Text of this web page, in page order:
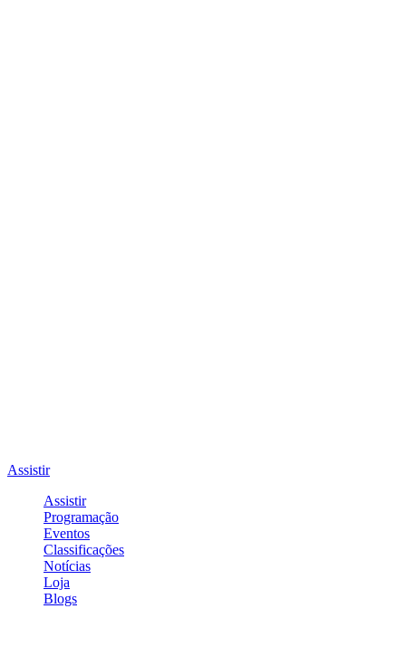
Assistir
Assistir
Programação
Eventos
Classificações
Notícias
Loja
Blogs